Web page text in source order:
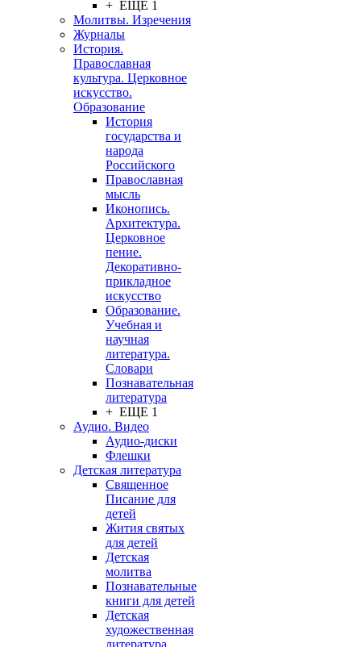
+ ЕЩЕ 1
Молитвы. Изречения
Журналы
История.
Православная
культура. Церковное
искусство.
Образование
История
государства и
народа
Российского
Православная
мысль
Иконопись.
Архитектура.
Церковное
пение.
Декоративно-
прикладное
искусство
Образование.
Учебная и
научная
литература.
Словари
Познавательная
литература
+ ЕЩЕ 1
Аудио. Видео
Аудио-диски
Флешки
Детская литература
Священное
Писание для
детей
Жития святых
для детей
Детская
молитва
Познавательные
книги для детей
Детская
художественная
литература